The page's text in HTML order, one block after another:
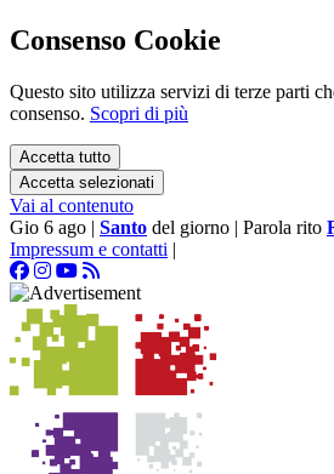
Consenso Cookie
Questo sito utilizza servizi di terze parti
consenso. Scopri di più
Accetta tutto
Accetta selezionati
Vai al contenuto
Gio 6 ago | Santo del giorno | Parola rito
Impressum e contatti |